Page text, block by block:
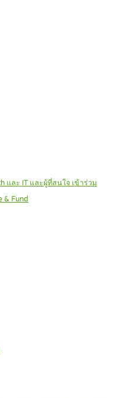
และ IT และผู้ที่สนใจ เข้าร่วม
& Fund